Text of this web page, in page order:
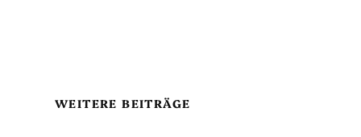
WEITERE BEITRÄGE